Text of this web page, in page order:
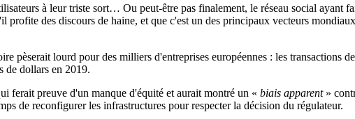
à leur triste sort… Ou peut-être pas finalement, le réseau social ayant
des discours de haine, et que c'est un des principaux vecteurs
pèserait lourd pour des milliers d'entreprises européennes : les transactions
de dollars en 2019.
ferait preuve d'un manque d'équité et aurait montré un « biais apparent»
de reconfigurer les infrastructures pour respecter la décision du régulateur.